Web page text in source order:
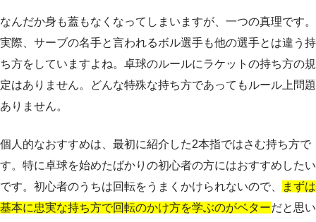
なんだか身も蓋もなくなってしまいますが、一つの真理です。
実際、サーブの名手と言われるボル選手も他の選手とは違う持
ち方をしていますよね。卓球のルールにラケットの持ち方の規
定はありません。どんな特殊な持ち方であってもルール上問題
ありません。
個人的なおすすめは、最初に紹介した2本指ではさむ持ち方で
す。特に卓球を始めたばかりの初心者の方にはおすすめしたい
です。初心者のうちは回転をうまくかけられないので、
まずは
基本に忠実な持ち方で回転のかけ方を学ぶのがベターだと思い